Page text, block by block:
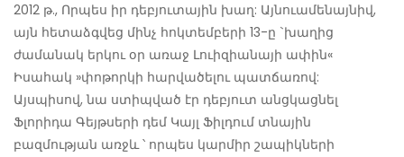
2012 թ., Որպես իր դեբյուտային խաղ: Այնուամենայնիվ,
այն հետաձգվեց մինչ հոկտեմբերի 13-ը `խաղից
ժամանակ երկու օր առաջ Լուիզիանայի ափին«
Իսահակ »փոթորկի հարվածելու պատճառով:
Այսպիսով, նա ստիպված էր դեբյուտ անցկացնել
Ֆլորիդա Գեյթսերի դեմ Կայլ Ֆիլդում տնային
բազմության առջև ՝ որպես կարմիր շապիկների